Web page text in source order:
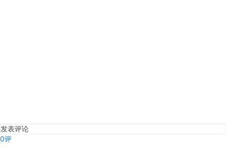
发表评论
0评